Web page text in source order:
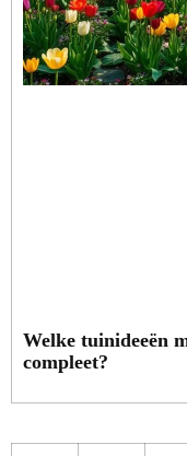
Welke tuinideeën
compleet?